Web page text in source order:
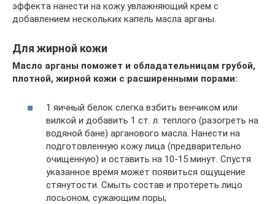
эффекта нанести на кожу увлажняющий крем с
добавлением нескольких капель масла арганы.
Для жирной кожи
Масло арганы поможет и обладательницам грубой,
плотной, жирной кожи с расширенными порами:
1 яичный белок слегка взбить венчиком или
вилкой и добавить 1 ст. л. теплого (разогреть на
водяной бане) арганового масла. Нанести на
подготовленную кожу лица (предварительно
очищенную) и оставить на 10-15 минут. Спустя
указанное время может появиться ощущение
стянутости. Смыть состав и протереть лицо
лосьоном, сужающим поры;